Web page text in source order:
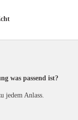
was passend ist?
jedem Anlass.